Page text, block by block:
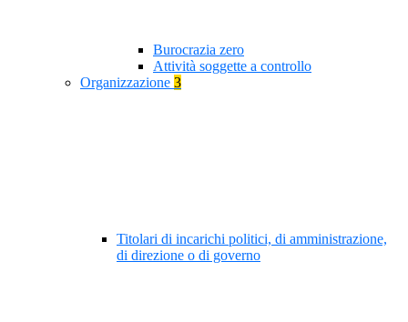
Burocrazia zero
Attività soggette a controllo
Organizzazione 3
Titolari di incarichi politici, di amministrazione,
di direzione o di governo